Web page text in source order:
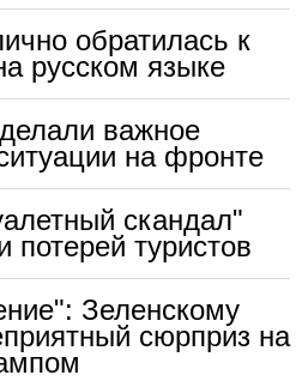
обратилась к
русском языке
важное
на фронте
скандал"
потерей туристов
Зеленскому
сюрприз на